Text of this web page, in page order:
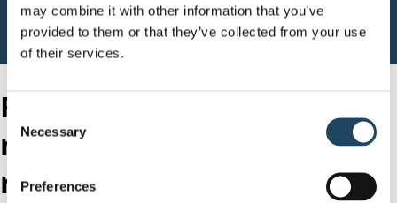
may combine it with other information that you’ve
provided to them or that they’ve collected from your use
of their services.
Consent
Selection
Necessary
Preferences
Fokalbehandling - samspel
mellan urologer och
radiologer ger hopp efter